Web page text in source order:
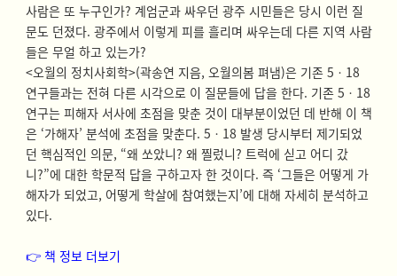
사람은 또 누구인가? 계엄군과 싸우던 광주 시민들은 당시 이런 질
문도 던졌다. 광주에서 이렇게 피를 흘리며 싸우는데 다른 지역 사람
들은 무얼 하고 있는가?
<오월의 정치사회학>(곽송연 지음, 오월의봄 펴냄)은 기존 5ㆍ18
연구들과는 전혀 다른 시각으로 이 질문들에 답을 한다. 기존 5ㆍ18
연구는 피해자 서사에 초점을 맞춘 것이 대부분이었던 데 반해 이 책
은 ‘가해자’ 분석에 초점을 맞춘다. 5ㆍ18 발생 당시부터 제기되었
던 핵심적인 의문, “왜 쏘았니? 왜 찔렀니? 트럭에 싣고 어디 갔
니?”에 대한 학문적 답을 구하고자 한 것이다. 즉 ‘그들은 어떻게 가
해자가 되었고, 어떻게 학살에 참여했는지’에 대해 자세히 분석하고
있다.
👉 책 정보 더보기